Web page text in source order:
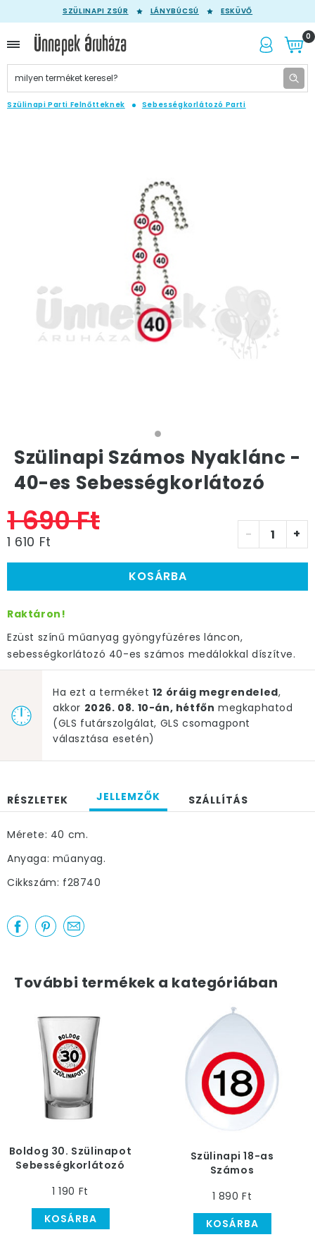
SZÜLINAPI ZSÚR LÁNYBÚCSÚ ESKÜVŐ
0
Szülinapi Parti Felnőtteknek Sebességkorlátozó Parti
Szülinapi Számos Nyaklánc -
40-es Sebességkorlátozó
1 690 Ft
1 610 Ft - +
KOSÁRBA
Raktáron!
Ezüst színű műanyag gyöngyfüzéres láncon,
sebességkorlátozó 40-es számos medálokkal díszítve.
Ha ezt a terméket 12 óráig megrendeled,
akkor 2026. 08. 10-án, hétfőn megkaphatod
(GLS futárszolgálat, GLS csomagpont
választása esetén)
RÉSZLETEK JELLEMZŐK SZÁLLÍTÁS
Mérete: 40 cm.
Anyaga: műanyag.
Cikkszám: f28740
További termékek a kategóriában
Boldog 30. Szülinapot
Sebességkorlátozó
1 190 Ft
KOSÁRBA
Szülinapi 18-as
Számos
Lufi - 30 cm, 8 db
1 890 Ft
KOSÁRBA